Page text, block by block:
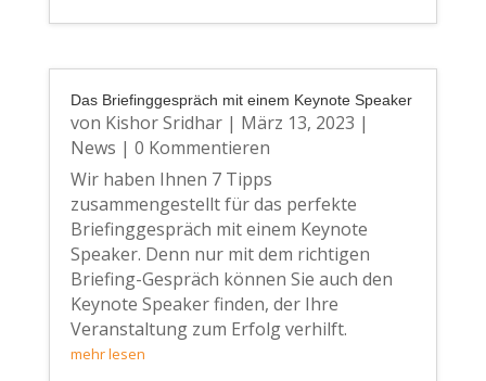
Das Briefinggespräch mit einem Keynote Speaker
von Kishor Sridhar| März 13, 2023 |
News | 0 Kommentieren
Wir haben Ihnen 7 Tipps
zusammengestellt für das perfekte
Briefinggespräch mit einem Keynote
Speaker. Denn nur mit dem richtigen
Briefing-Gespräch können Sie auch den
Keynote Speaker finden, der Ihre
Veranstaltung zum Erfolg verhilft.
mehr lesen